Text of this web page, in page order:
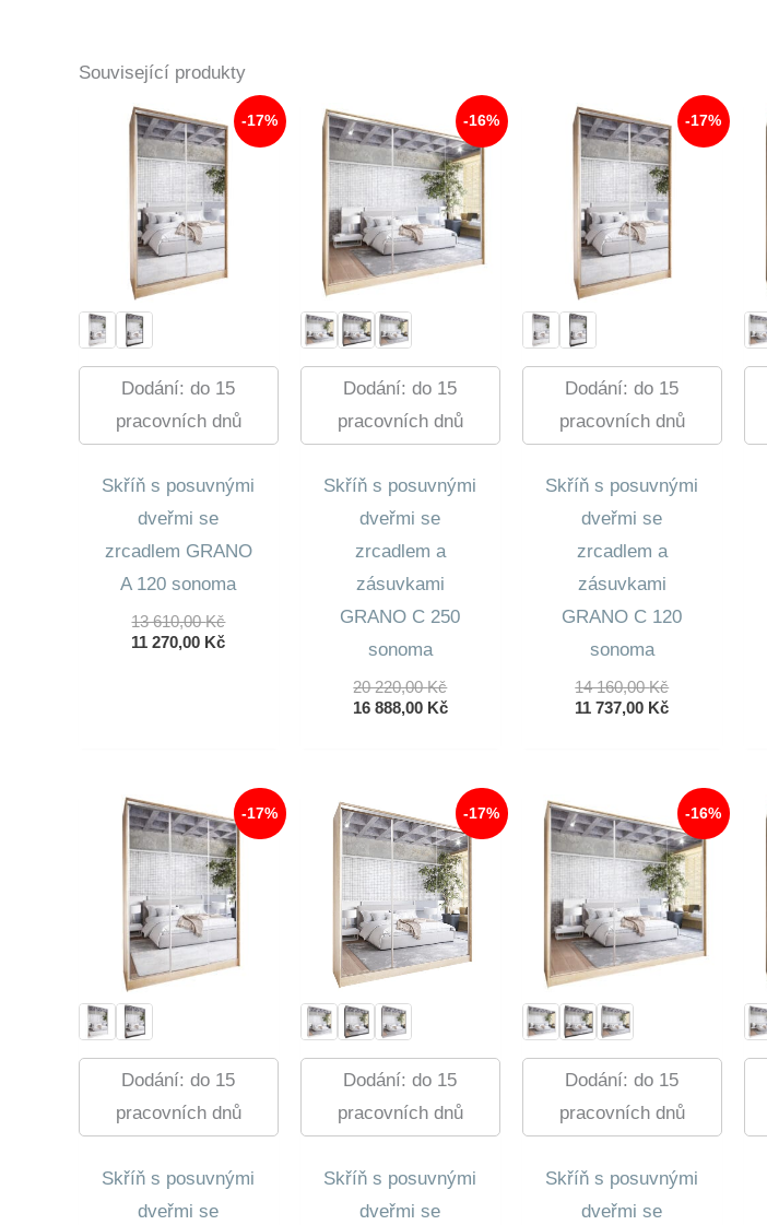
Související produkty
-17%
Dodání: do 15
pracovních dnů
Skříň s posuvnými
dveřmi se
zrcadlem GRANO
A 120 sonoma
13 610,00KčPůvodní
Cena
11 270,00 KčAktuální
-16%
Dodání: do 15
pracovních dnů
Skříň s posuvnými
dveřmi se
zrcadlem a
zásuvkami
GRANO C 250
sonoma
20 220,00KčPůvodní
Cena
16 888,00 KčAktuální
888,00 Kč.
-17%
Dodání: do 15
pracovních dnů
Skříň s posuvnými
dveřmi se
zrcadlem a
zásuvkami
GRANO C 120
sonoma
14 160,00KčPůvodní
Cena
11 737,00 KčAktuální
737,00 Kč.
-17%
Dodání: do 15
pracovních dnů
Skříň s posuvnými
dveřmi se
-17%
Dodání: do 15
pracovních dnů
Skříň s posuvnými
dveřmi se
-16%
Dodání: do 15
pracovních dnů
Skříň s posuvnými
dveřmi se